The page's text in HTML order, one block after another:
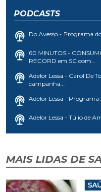
PODCASTS
Do Avesso - Programa do
60 MINUTOS -
RECORD em SC com...
Adelor Lessa - Carol De
campanha...
Adelor Lessa -
Adelor Lessa - Túlio de
MAIS LIDAS DE